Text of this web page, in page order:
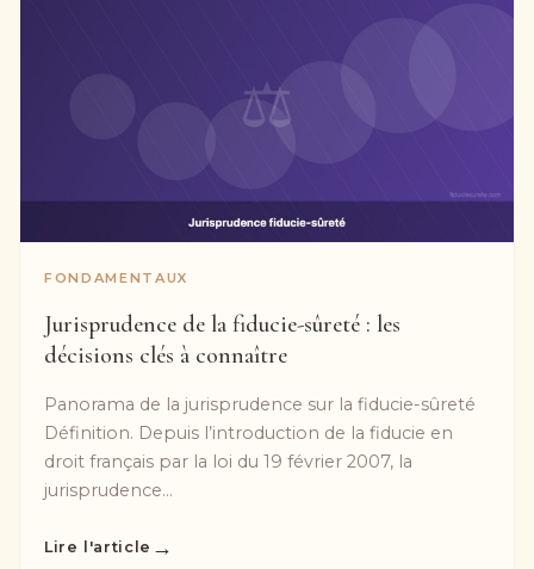
FONDAMENTAUX
Jurisprudence de la fiducie-sûreté : les
décisions clés à connaître
Panorama de la jurisprudence sur la fiducie-sûreté
Définition. Depuis l’introduction de la fiducie en
droit français par la loi du 19 février 2007, la
jurisprudence...
Lire l'article →